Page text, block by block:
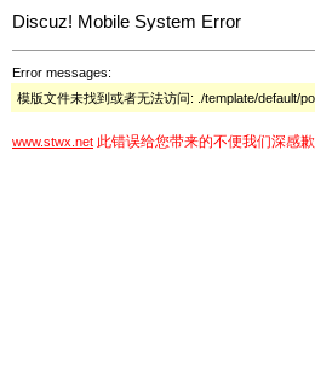
Discuz! Mobile System Error
Error messages:
模版文件未找到或者无法访问: ./template/default/
www.stwx.net 此错误给您带来的不便我们深感